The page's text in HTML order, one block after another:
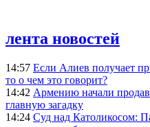
лента новостей
14:57 Если Алиев получает
то о чем это говорит?
14:42 Армению начали
главную загадку
14:24 Суд над Католикосом: